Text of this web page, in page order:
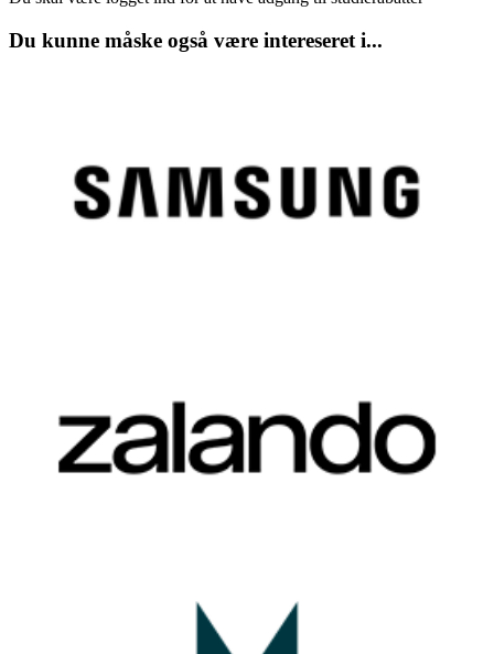
Du kunne måske også være intereseret i...